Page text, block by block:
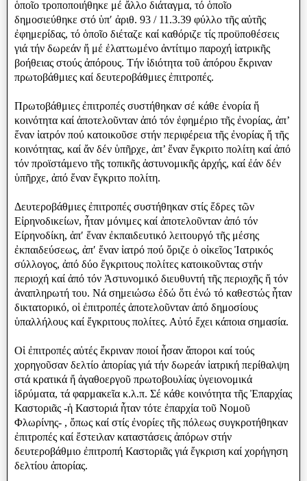
ὁποῖο τροποποιήθηκε μέ ἄλλο διάταγμα, τό ὁποῖο
δημοσιεύθηκε στό ὑπʹ ἀριθ. 93 / 11.3.39 φύλλο τῆς αὐτῆς
ἐφημερίδας, τό ὁποῖο διέταζε καί καθόριζε τίς προϋποθέσεις
γιά τήν δωρεάν ἤ μέ ἐλαττωμένο ἀντίτιμο παροχή ἰατρικῆς
βοήθειας στούς ἀπόρους. Τήν ἰδιότητα τοῦ ἀπόρου ἔκριναν
πρωτοβάθμιες καί δευτεροβάθμιες ἐπιτροπές.
Πρωτοβάθμιες ἐπιτροπές συστήθηκαν σέ κάθε ἐνορία ἤ
κοινότητα καί ἀποτελοῦνταν ἀπό τόν ἐφημέριο τῆς ἐνορίας, ἀπ’
ἕναν ἰατρόν πού κατοικοῦσε στήν περιφέρεια τῆς ἐνορίας ἤ τῆς
κοινότητας, καί ἄν δέν ὑπῆρχε, ἀπ’ ἕναν ἔγκριτο πολίτη καί ἀπό
τόν προϊστάμενο τῆς τοπικῆς ἀστυνομικῆς ἀρχής, καί ἐάν δέν
ὑπῆρχε, ἀπό ἕναν ἔγκριτο πολίτη.
Δευτεροβάθμιες ἐπιτροπές συστήθηκαν στίς ἕδρες τῶν
Εἰρηνοδικείων, ἦταν μόνιμες καί ἀποτελοῦνταν ἀπό τόν
Είρηνοδίκη, ἀπʹ ἕναν ἐκπαιδευτικό λειτουργό τῆς μέσης
ἐκπαιδεύσεως, ἀπʹ ἕναν ἰατρό πού ὅριζε ὁ οἰκεῖος Ἰατρικός
σύλλογος, ἀπό δύο ἔγκριτους πολίτες κατοικοῦντας στήν
περιοχή καί ἀπό τόν Ἀστυνομικό διευθυντή τῆς περιοχῆς ἤ τόν
ἀναπληρωτή του. Νά σημειώσω ἐδώ ὅτι ἐνώ τό καθεστώς ἦταν
δικτατορικό, οἱ ἐπιτροπές ἀποτελοῦνταν ἀπό δημοσίους
ὑπαλλήλους καί ἔγκριτους πολίτες. Αὐτό ἔχει κάποια σημασία.
Οἱ ἐπιτροπές αὐτές ἔκριναν ποιοί ἧσαν ἄποροι καί τούς
χορηγοῦσαν δελτίο ἀπορίας γιά τήν δωρεάν ἰατρική περίθαλψη
στά κρατικά ἤ ἀγαθοεργοῦ πρωτοβουλίας ὑγειονομικά
ἱδρύματα, τά φαρμακεῖα κ.λ.π. Σέ κάθε κοινότητα τῆς Ἐπαρχίας
Καστοριᾶς -ἡ Καστοριά ἦταν τότε ἐπαρχία τοῦ Νομοῦ
Φλωρίνης- , ὄπως καί στίς ἐνορίες τῆς πόλεως συγκροτήθηκαν
ἐπιτροπές καί ἔστειλαν καταστάσεις ἀπόρων στήν
δευτεροβάθμιο ἐπιτροπή Καστοριᾶς γιά ἔγκριση καί χορήγηση
δελτίου ἀπορίας.